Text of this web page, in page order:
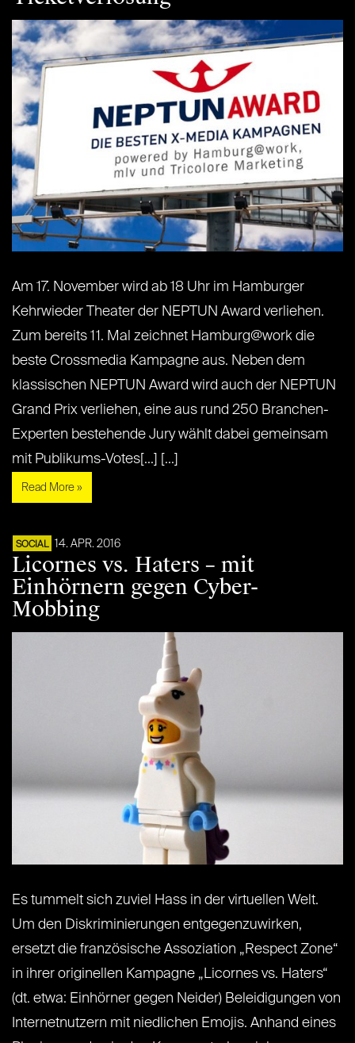
Am 17. November wird ab 18 Uhr im Hamburger
Kehrwieder Theater der NEPTUN Award verliehen.
Zum bereits 11. Mal zeichnet Hamburg@work die
beste Crossmedia Kampagne aus. Neben dem
klassischen NEPTUN Award wird auch der NEPTUN
Grand Prix verliehen, eine aus rund 250 Branchen-
Experten bestehende Jury wählt dabei gemeinsam
mit Publikums-Votes[...] [...]
Read More »
SOCIAL 14. APR. 2016
Licornes vs. Haters – mit
Einhörnern gegen Cyber-
Mobbing
Es tummelt sich zuviel Hass in der virtuellen Welt.
Um den Diskriminierungen entgegenzuwirken,
ersetzt die französische Assoziation „Respect Zone“
in ihrer originellen Kampagne „Licornes vs. Haters“
(dt. etwa: Einhörner gegen Neider) Beleidigungen von
Internetnutzern mit niedlichen Emojis. Anhand eines